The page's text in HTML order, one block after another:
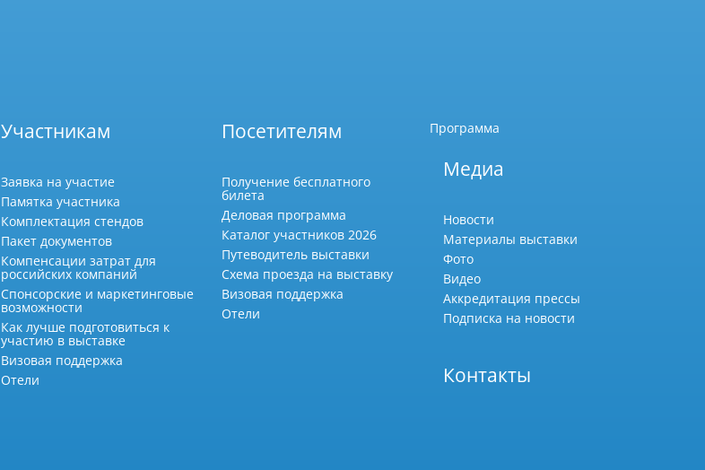
Участникам
Заявка на участие
Памятка участника
Комплектация стендов
Пакет документов
Компенсации затрат для
российских компаний
Спонсорские и маркетинговые
возможности
Как лучше подготовиться к
участию в выставке
Визовая поддержка
Отели
Посетителям
Получение бесплатного
билета
Деловая программа
Каталог участников 2026
Путеводитель выставки
Схема проезда на выставку
Визовая поддержка
Отели
Программа
Медиа
Новости
Материалы выставки
Фото
Видео
Аккредитация прессы
Подписка на новости
Контакты